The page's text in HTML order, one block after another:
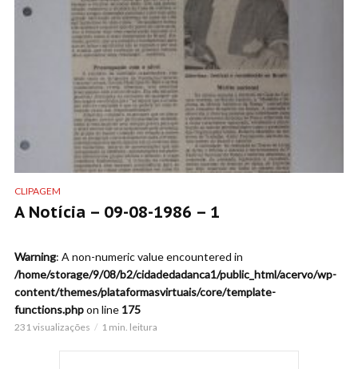
CLIPAGEM
A Notícia – 09-08-1986 – 1
Warning: A non-numeric value encountered in
/home/storage/9/08/b2/cidadedadanca1/public_html/acervo/wp-
content/themes/plataformasvirtuais/core/template-
functions.phpon line 175
231 visualizações 1 min. leitura